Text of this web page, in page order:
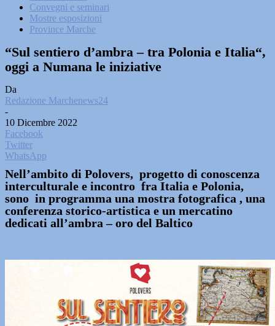
Convegni e seminari
Mostre esposizioni
Province Marche
“Sul sentiero d’ambra – tra Polonia e Italia“,
oggi a Numana le iniziative
Da
Redazione Marchenews24
-
10 Dicembre 2022
Facebook
Twitter
WhatsApp
Nell’ambito di Polovers, progetto di conoscenza
interculturale e incontro fra Italia e Polonia,
sono in programma una mostra fotografica , una
conferenza storico-artistica e un mercatino
dedicati all’ambra – oro del Baltico